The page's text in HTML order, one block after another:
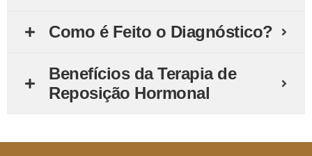
Como é Feito o Diagnóstico?
Benefícios da Terapia de
Reposição Hormonal